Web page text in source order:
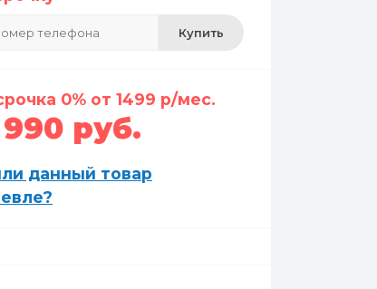
Купить
0% от 1499 р/мес.
990 руб.
данный товар